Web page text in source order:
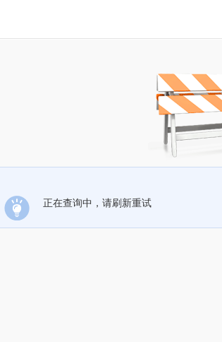
正在查询中，请刷新重试